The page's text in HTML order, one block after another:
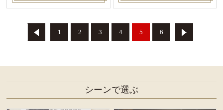
1 2 3 4 5 6
シーンで選ぶ